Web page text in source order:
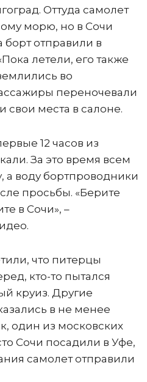
Оттуда самолет
морю, но в Сочи
борт отправили в
летели, его также
во
переночевали
свои места в салоне.
12 часов из
За это время всем
а воду бортпроводники
просьбы. «Берите
в Сочи», –
что питерцы
кто-то пытался
круиз. Другие
в не менее
один из московских
Сочи посадили в Уфе,
самолет отправили